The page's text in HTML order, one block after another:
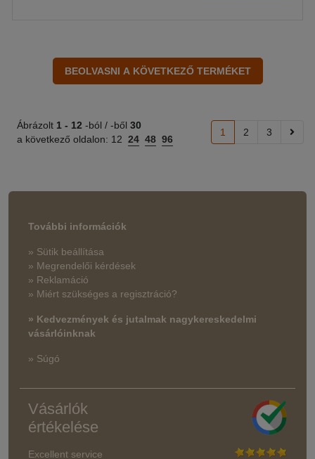
Ábrázolt 1 - 12 -ból / -ből 30
a következő oldalon: 12 24 48 96
1 2 3
További információk
» Sütik beállítása
» Megrendelői kérdések
» Reklamáció
» Miért szükséges a regisztráció?
» Kedvezmények és jutalmak nagykereskedelmi
vásárlóinknak
» Súgó
Vásárlók
értékelése
Excellent service